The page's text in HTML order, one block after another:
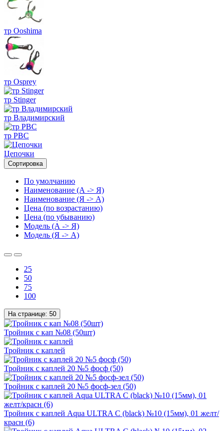
тр Ooshima
тр Osprey
тр Stinger
тр Владимирский
тр РВС
Цепочки
Сортировка
По умолчанию
Наименование (А -> Я)
Наименование (Я -> А)
Цена (по возрастанию)
Цена (по убыванию)
Модель (А -> Я)
Модель (Я -> А)
25
50
75
100
На странице: 50
Тройник с кап №08 (50шт)
Тройник с каплей
Тройник с каплей 20 №5 фосф (50)
Тройник с каплей 20 №5 фосф-зел (50)
Тройник с каплей Aqua ULTRA C (black) №10 (15мм), 01 желт/
красн (6)